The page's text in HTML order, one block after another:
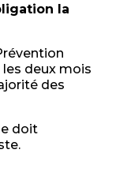
la
deux mois
des
doit